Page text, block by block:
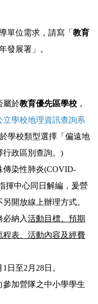
單位需求，請寫「 教育
青年發展署」。
屬於教育優先區學校 ，
學校地理資訊查詢系
學校類型選擇「偏遠地
政區別查詢。)
傳染性肺炎(COVID-
揮中心同日解編，爰營
開放線上辦理方式。
必納入活動目標、預期
表、活動內容及經費
日至2月28日。
參加營隊之中小學學生